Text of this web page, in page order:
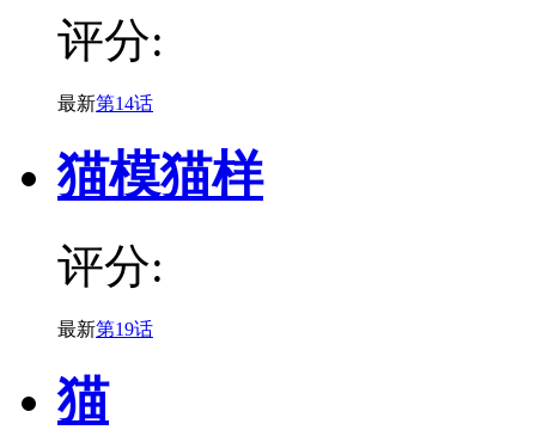
评分:
最新第14话
猫模猫样
评分:
最新第19话
猫